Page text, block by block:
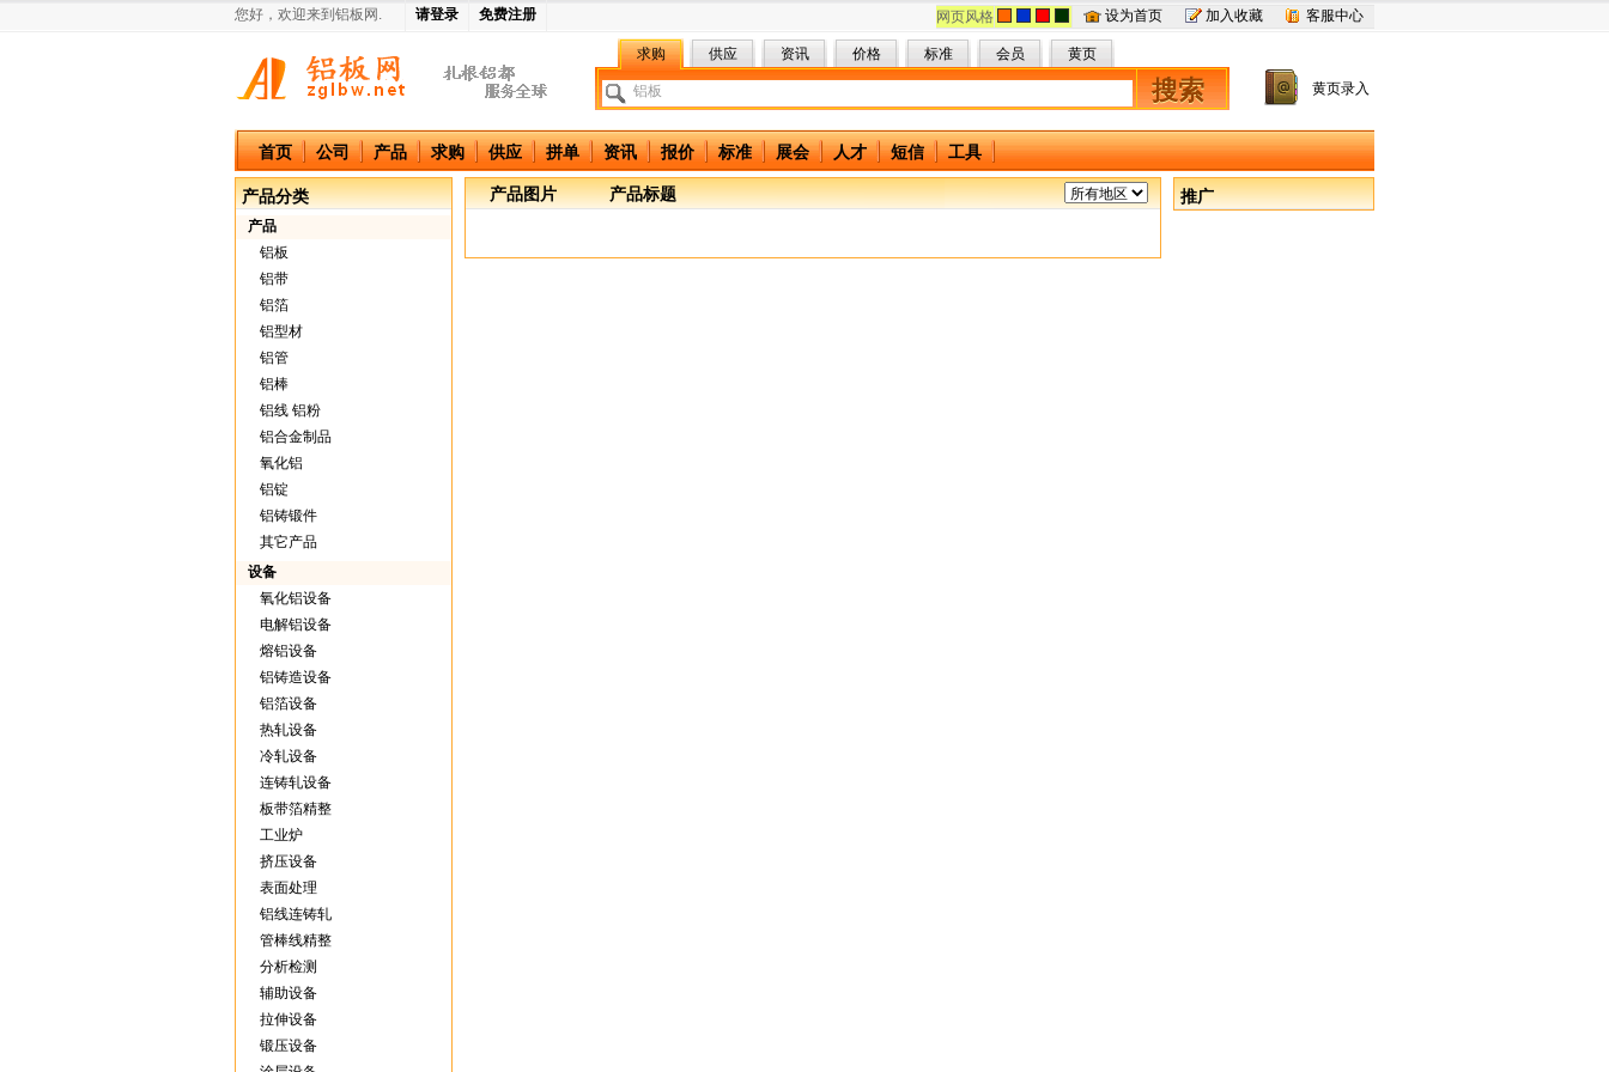
您好，欢迎来到铝板网. 请登录 免费注册 设为首页 加入收藏 客服中心
网页风格
中国铝板网
求购 供应 资讯 价格 标准 会员 黄页
搜索 黄页录入
首页 公司 产品 求购 供应 拼单 资讯 报价 标准 展会 人才 短信 工具
产品分类
产品
铝板
铝带
铝箔
铝型材
铝管
铝棒
铝线 铝粉
铝合金制品
氧化铝
铝锭
铝铸锻件
其它产品
设备
氧化铝设备
电解铝设备
熔铝设备
铝铸造设备
铝箔设备
热轧设备
冷轧设备
连铸轧设备
板带箔精整
工业炉
挤压设备
表面处理
铝线连铸轧
管棒线精整
分析检测
辅助设备
拉伸设备
锻压设备
产品图片 产品标题 推广